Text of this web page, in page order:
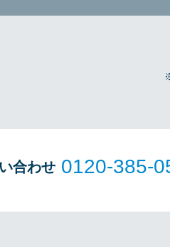
合わせ 0120-385-